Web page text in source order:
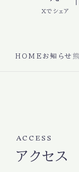
Xでシェア
HOME お知らせ
ACCESS
アクセス